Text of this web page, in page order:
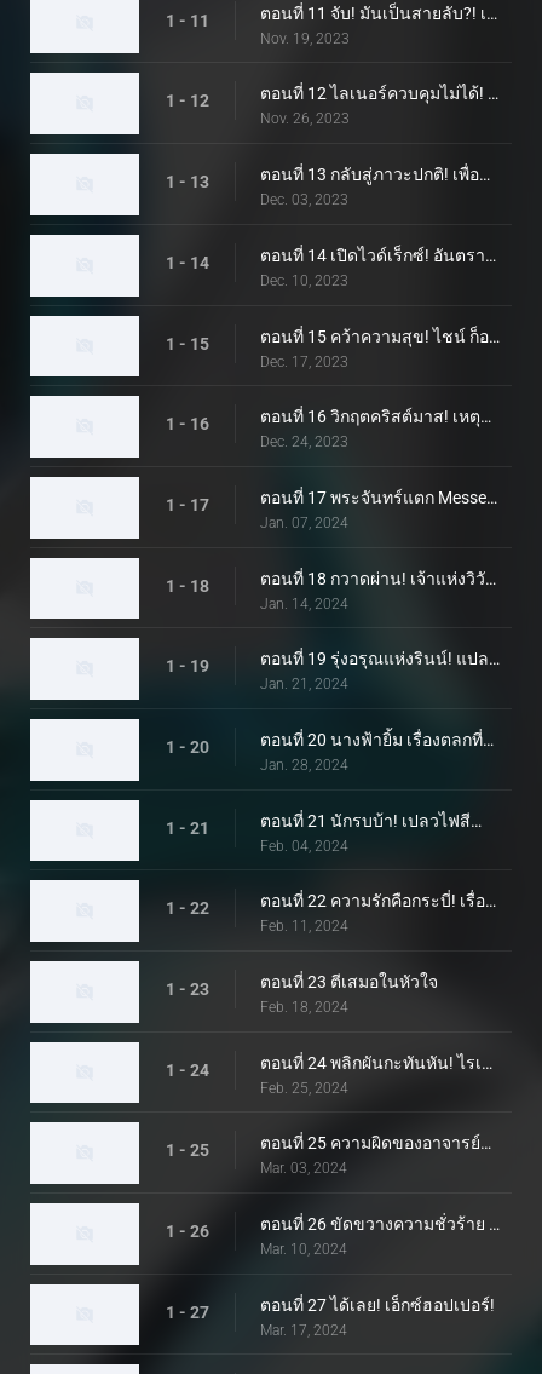
1 - 11 ตอนที่ 11 จับ! มันเป็นสายลับ?! เป็นไรเดอร์ไม่ได้!
Nov. 19, 2023
1 - 12 ตอนที่ 12 ไลเนอร์ควบคุมไม่ได้! ดาร์คไรเดอร์!
Nov. 26, 2023
1 - 13 ตอนที่ 13 กลับสู่ภาวะปกติ! เพื่อน x ตลอดไป!
Dec. 03, 2023
1 - 14 ตอนที่ 14 เปิดไวด์เร็กซ์! อันตรายเอ็กซ์!
Dec. 10, 2023
1 - 15 ตอนที่ 15 คว้าความสุข! ไชน์ ก็อตชาลิเบอร์!
Dec. 17, 2023
1 - 16 ตอนที่ 16 วิกฤตคริสต์มาส! เหตุการณ์งู
Dec. 24, 2023
1 - 17 ตอนที่ 17 พระจันทร์แตก Messenger
Jan. 07, 2024
1 - 18 ตอนที่ 18 กวาดผ่าน! เจ้าแห่งวิวัฒนาการเพลิง!
Jan. 14, 2024
1 - 19 ตอนที่ 19 รุ่งอรุณแห่งรินน์! แปลงร่างมาเจด!
Jan. 21, 2024
1 - 20 ตอนที่ 20 นางฟ้ายิ้ม เรื่องตลกที่ไม่ตลก
Jan. 28, 2024
1 - 21 ตอนที่ 21 นักรบบ้า! เปลวไฟสีดำ บัลวารัด!
Feb. 04, 2024
1 - 22 ตอนที่ 22 ความรักคือกระบี่! เรื่องราวเกี่ยวกับเคมีอย่างกะทันหัน
Feb. 11, 2024
1 - 23 ตอนที่ 23 ตีเสมอในหัวใจ
Feb. 18, 2024
1 - 24 ตอนที่ 24 พลิกผันกะทันหัน! ไรเดอร์เหล็กต้องห้าม!
Feb. 25, 2024
1 - 25 ตอนที่ 25 ความผิดของอาจารย์หนุ่ม
Mar. 03, 2024
1 - 26 ตอนที่ 26 ขัดขวางความชั่วร้าย ลมเจ็ทแบล็ค
Mar. 10, 2024
1 - 27 ตอนที่ 27 ได้เลย! เอ็กซ์ฮอปเปอร์!
Mar. 17, 2024